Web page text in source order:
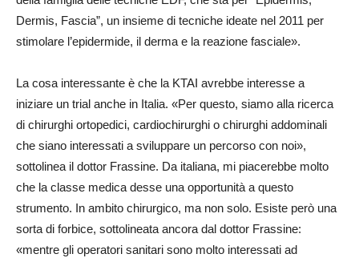
Dermis, Fascia”, un insieme di tecniche ideate nel 2011 per
stimolare l’epidermide, il derma e la reazione fasciale».
La cosa interessante è che la KTAI avrebbe interesse a
iniziare un trial anche in Italia. «Per questo, siamo alla ricerca
di chirurghi ortopedici, cardiochirurghi o chirurghi addominali
che siano interessati a sviluppare un percorso con noi»,
sottolinea il dottor Frassine. Da italiana, mi piacerebbe molto
che la classe medica desse una opportunità a questo
strumento. In ambito chirurgico, ma non solo. Esiste però una
sorta di forbice, sottolineata ancora dal dottor Frassine:
«mentre gli operatori sanitari sono molto interessati ad